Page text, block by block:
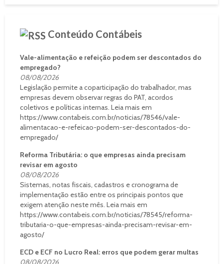
Conteúdo Contábeis
Vale-alimentação e refeição podem ser descontados do
empregado?
08/08/2026
Legislação permite a coparticipação do trabalhador, mas
empresas devem observar regras do PAT, acordos
coletivos e políticas internas. Leia mais em
https://www.contabeis.com.br/noticias/78546/vale-
alimentacao-e-refeicao-podem-ser-descontados-do-
empregado/
Reforma Tributária: o que empresas ainda precisam
revisar em agosto
08/08/2026
Sistemas, notas fiscais, cadastros e cronograma de
implementação estão entre os principais pontos que
exigem atenção neste mês. Leia mais em
https://www.contabeis.com.br/noticias/78545/reforma-
tributaria-o-que-empresas-ainda-precisam-revisar-em-
agosto/
ECD e ECF no Lucro Real: erros que podem gerar multas
08/08/2026